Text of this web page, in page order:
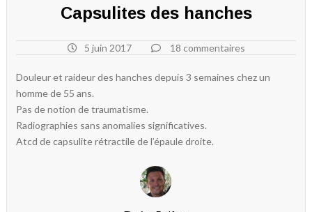
Capsulites des hanches
5 juin 2017 18 commentaires
Douleur et raideur des hanches depuis 3 semaines chez un
homme de 55 ans.
Pas de notion de traumatisme.
Radiographies sans anomalies significatives.
Atcd de capsulite rétractile de l’épaule droite.